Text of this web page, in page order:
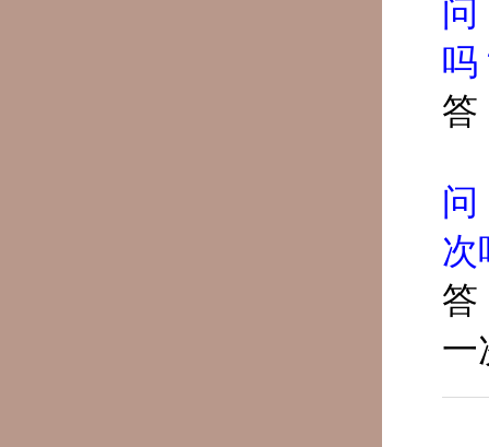
问
吗
答
问
次
答
一